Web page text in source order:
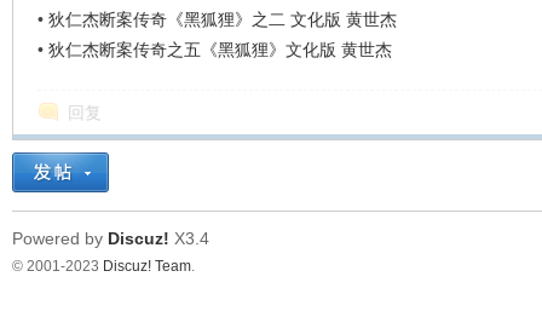
• 狄仁杰断案传奇《黑狐狸》之二 文化版 黄世杰
• 狄仁杰断案传奇之五《黑狐狸》文化版 黄世杰
回复
Powered by Discuz! X3.4
© 2001-2023 Discuz! Team.